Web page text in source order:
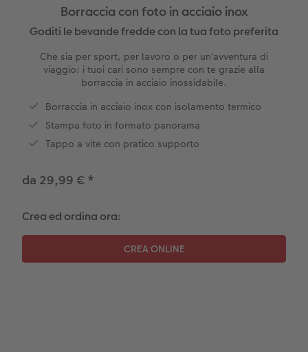
Foto adesivi
Art prints
Come ordinare
Plexiglas
Alluminio Dibond
Forex
Cover
Art prints
Cartoline spedizione diretta
Iper
Borraccia con foto in acciaio inox
Goditi le bevande fredde con la tua foto preferita
Che sia per sport, per lavoro o per un'avventura di
viaggio: i tuoi cari sono sempre con te grazie alla
borraccia in acciaio inossidabile.
Borraccia in acciaio inox con isolamento termico
Stampa foto in formato panorama
Tappo a vite con pratico supporto
da 29,99 € *
Crea ed ordina ora: